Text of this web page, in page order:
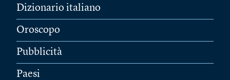
Dizionario italiano
Oroscopo
Pubblicità
Paesi